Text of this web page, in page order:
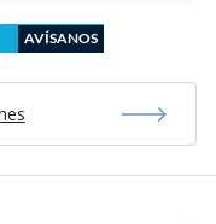
AVÍSANOS